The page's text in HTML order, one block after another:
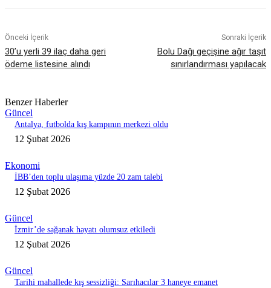
Önceki İçerik
30’u yerli 39 ilaç daha geri
ödeme listesine alındı
Sonraki İçerik
Bolu Dağı geçişine ağır taşıt
sınırlandırması yapılacak
Benzer Haberler
Güncel
Antalya, futbolda kış kampının merkezi oldu
12 Şubat 2026
Ekonomi
İBB’den toplu ulaşıma yüzde 20 zam talebi
12 Şubat 2026
Güncel
İzmir’de sağanak hayatı olumsuz etkiledi
12 Şubat 2026
Güncel
Tarihi mahallede kış sessizliği: Sarıhacılar 3 haneye emanet